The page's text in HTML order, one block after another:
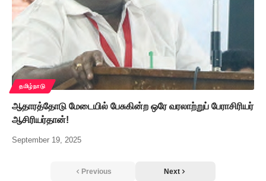
தமிழ்நாடு
ஆதாரத்தோடு மேடையில் பேசுகின்ற ஒரே வரலாற்றுப் பேராசிரியர்
ஆசிரியர்தான்!
September 19, 2025
Previous Next